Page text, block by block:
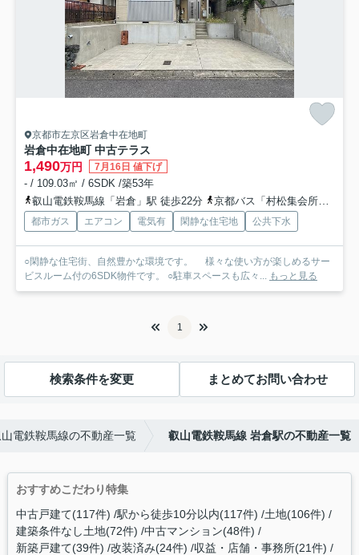
京都市左京区岩倉中在地町
岩倉中在地町 中古テラス
1,490万円 7月16日 値下げ
- / 109.03㎡ / 6SDK /築53年
叡山電鉄鞍馬線「岩倉」駅 徒歩22分
京都バス「村松集会所前」バス停下車 徒歩2分
都市ガス エアコン 電気有 閑静な住宅地 公共下水
○閑静な住宅街、自然豊かな環境です。 様々な使い方が楽しめるサー
ビスルーム付の6SDK物件です。 ○駐車スペースも広々... もっと見る
1
検索条件を変更 まとめてお問い合わせ
電鉄鞍馬線の不動産一覧 叡山電鉄鞍馬線 岩倉駅の不動産一覧
おすすめこだわり特集
中古戸建て(117件) 駅から徒歩10分以内(117件) 土地(106件)
建築条件なし土地(72件) 中古マンション(48件)
新築戸建て(39件) 改装済み(24件) 収益・店舗・事務所(21件)